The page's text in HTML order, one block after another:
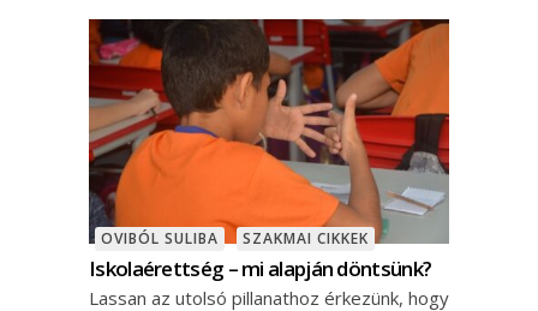
OVIBÓL SULIBA SZAKMAI CIKKEK
Iskolaérettség – mi alapján döntsünk?
Lassan az utolsó pillanathoz érkezünk, hogy